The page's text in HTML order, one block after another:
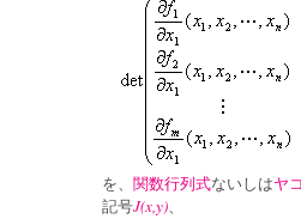
を、 関数行列式ないしはヤ
記号J(x,y)、